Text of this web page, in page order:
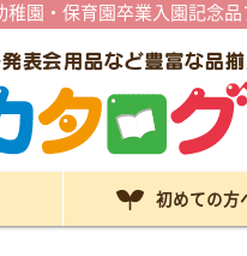
園・保育園卒業入園記念
初めての方